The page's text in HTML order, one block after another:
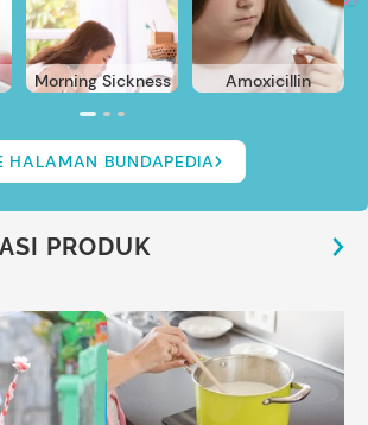
Morning Sickness Amoxicillin
HALAMAN BUNDAPEDIA
PRODUK